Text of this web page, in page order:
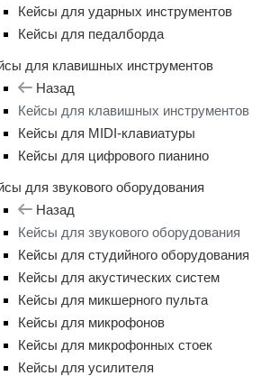
Кейсы для ударных инструментов
Кейсы для педалборда
для клавишных инструментов
Назад
Кейсы для клавишных инструментов
Кейсы для MIDI-клавиатуры
Кейсы для цифрового пианино
для звукового оборудования
Назад
Кейсы для звукового оборудования
Кейсы для студийного оборудования
Кейсы для акустических систем
Кейсы для микшерного пульта
Кейсы для микрофонов
Кейсы для микрофонных стоек
Кейсы для усилителя